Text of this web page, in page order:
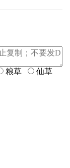
粮草 仙草